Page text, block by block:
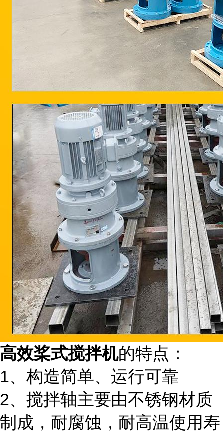
高效桨式搅拌机的特点：
1、构造简单、运行可靠
2、搅拌轴主要由不锈钢材质
制成，耐腐蚀，耐高温使用寿